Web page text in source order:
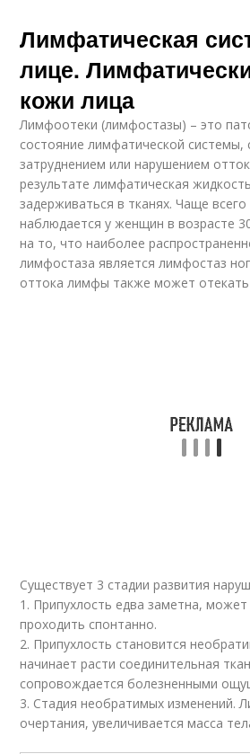
Лимфатическая
лице.
кожи лица
Лимфоотеки (лимфостазы) – это
состояние лимфатической
затруднением или нарушением
результате лимфатическая
задерживаться в тканях. Чаще
наблюдается у женщин в возрасте
на то, что наиболее
лимфостаза является лимфостаз
оттока лимфы также может отекать
Существует 3 стадии развития
1. Припухлость едва заметна, может
проходить спонтанно.
2. Припухлость становится
начинает расти соединительная
сопровождается болезненными
3. Стадия необратимых изменений.
очертания, увеличивается масса